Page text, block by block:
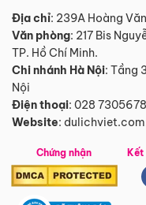
Địa chỉ: 239A Hoàng
Văn phòng: 217 Bis
TP. Hồ Chí Minh.
Chi nhánh Hà Nội: Tầng
Nội
Điện thoại: 028
Website:
Chứng nhận